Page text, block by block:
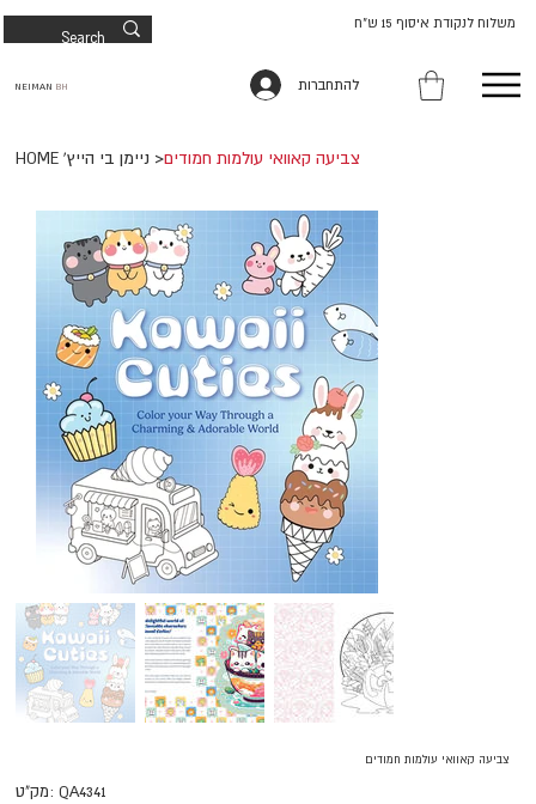
להתחברות NEIMAN BH
משלוח לנקודת איסוף 15 ש"ח
HOME 'ניימן בי הייץ >צביעה קאוואי עולמות חמודים
צביעה קאוואי עולמות חמודים
מק"ט: QA4341
QA4341